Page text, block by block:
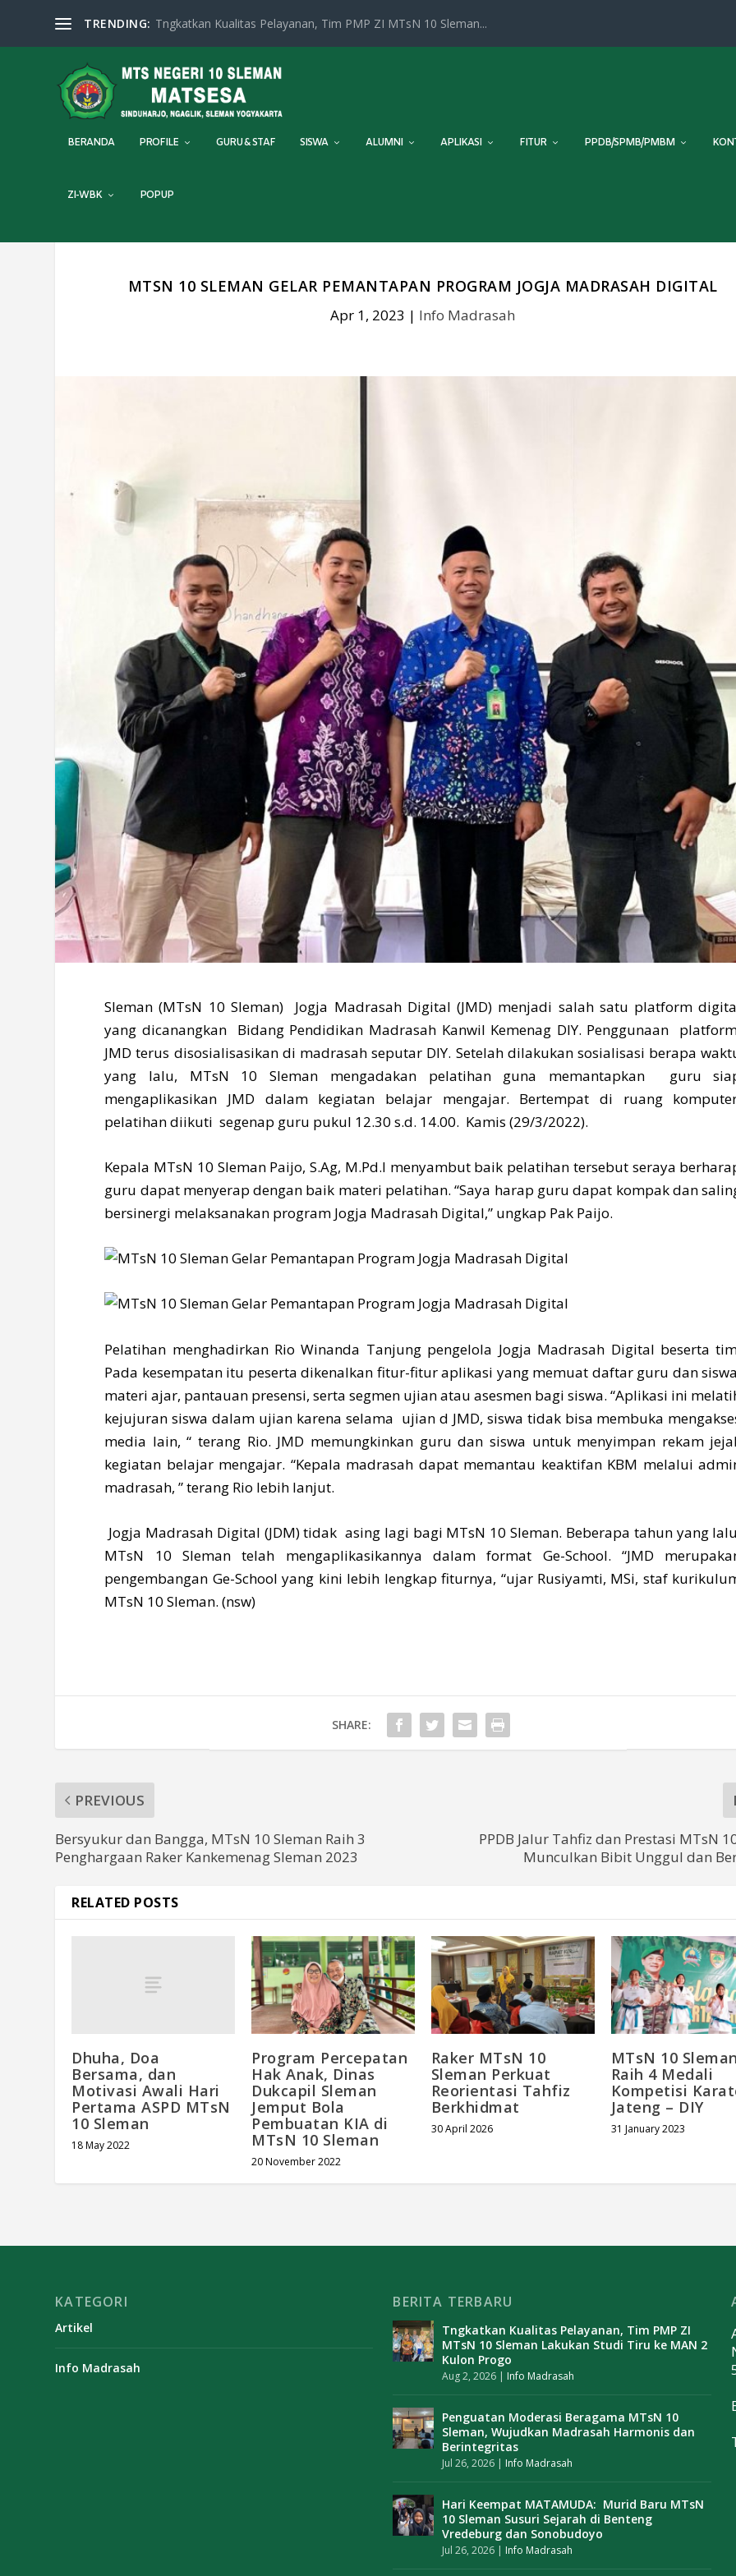
TRENDING: Tngkatkan Kualitas Pelayanan, Tim PMP ZI MTsN 10 Sleman...
BERANDA PROFILE GURU & STAF SISWA ALUMNI APLIKASI FITUR PPDB/SPMB/PMBM
ZI-WBK POPUP
MTSN 10 SLEMAN GELAR PEMANTAPAN PROGRAM JOGJA MADRASAH DIGITAL
Apr 1, 2023 | Info Madrasah
Sleman (MTsN 10 Sleman) Jogja Madrasah Digital (JMD) menjadi salah satu platform
yang dicanangkan Bidang Pendidikan Madrasah Kanwil Kemenag DIY. Penggunaan
JMD terus disosialisasikan di madrasah seputar DIY. Setelah dilakukan sosialisasi berapa
yang lalu, MTsN 10 Sleman mengadakan pelatihan guna memantapkan guru
mengaplikasikan JMD dalam kegiatan belajar mengajar. Bertempat di ruang
pelatihan diikuti segenap guru pukul 12.30 s.d. 14.00. Kamis (29/3/2022).
Kepala MTsN 10 Sleman Paijo, S.Ag, M.Pd.I menyambut baik pelatihan tersebut seraya
guru dapat menyerap dengan baik materi pelatihan. “Saya harap guru dapat kompak dan
bersinergi melaksanakan program Jogja Madrasah Digital,” ungkap Pak Paijo.
Pelatihan menghadirkan Rio Winanda Tanjung pengelola Jogja Madrasah Digital beserta
Pada kesempatan itu peserta dikenalkan fitur-fitur aplikasi yang memuat daftar guru dan
materi ajar, pantauan presensi, serta segmen ujian atau asesmen bagi siswa. “Aplikasi ini
kejujuran siswa dalam ujian karena selama ujian d JMD, siswa tidak bisa membuka
media lain, “ terang Rio. JMD memungkinkan guru dan siswa untuk menyimpan rekam
kegiatan belajar mengajar. “Kepala madrasah dapat memantau keaktifan KBM melalui
madrasah, ” terang Rio lebih lanjut.
Jogja Madrasah Digital (JDM) tidak asing lagi bagi MTsN 10 Sleman. Beberapa tahun yang
MTsN 10 Sleman telah mengaplikasikannya dalam format Ge-School. “JMD
pengembangan Ge-School yang kini lebih lengkap fiturnya, “ujar Rusiyamti, MSi, staf
MTsN 10 Sleman. (nsw)
SHARE:
PREVIOUS
Bersyukur dan Bangga, MTsN 10 Sleman Raih 3
Penghargaan Raker Kankemenag Sleman 2023
PPDB Jalur Tahfiz dan Prestasi MTsN
Munculkan Bibit Unggul dan
RELATED POSTS
Dhuha, Doa
Bersama, dan
Motivasi Awali Hari
Pertama ASPD MTsN
10 Sleman
18 May 2022
Program Percepatan
Hak Anak, Dinas
Dukcapil Sleman
Jemput Bola
Pembuatan KIA di
MTsN 10 Sleman
20 November 2022
Raker MTsN 10
Sleman Perkuat
Reorientasi Tahfiz
Berkhidmat
30 April 2026
MTsN 10 Sleman
Raih 4 Medali
Kompetisi
Jateng – DIY
31 January 2023
KATEGORI
Artikel
Info Madrasah
BERITA TERBARU
Tngkatkan Kualitas Pelayanan, Tim PMP ZI
MTsN 10 Sleman Lakukan Studi Tiru ke MAN 2
Kulon Progo
Aug 2, 2026 | Info Madrasah
Penguatan Moderasi Beragama MTsN 10
Sleman, Wujudkan Madrasah Harmonis dan
Berintegritas
Jul 26, 2026 | Info Madrasah
Hari Keempat MATAMUDA: Murid Baru MTsN
10 Sleman Susuri Sejarah di Benteng
Vredeburg dan Sonobudoyo
Jul 26, 2026 | Info Madrasah